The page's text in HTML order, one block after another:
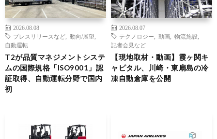
2026.08.08
プレスリリースなど
動向/展望
自動運転
T2が品質マネジメントシステ
ムの国際規格「ISO9001」認
証取得、自動運転分野で国内
初
2026.08.07
テクノロジー
動画 物流施設
記者会見など
【現地取材・動画】霞ヶ関キ
ャピタル、川崎・東扇島の冷
凍自動倉庫を公開